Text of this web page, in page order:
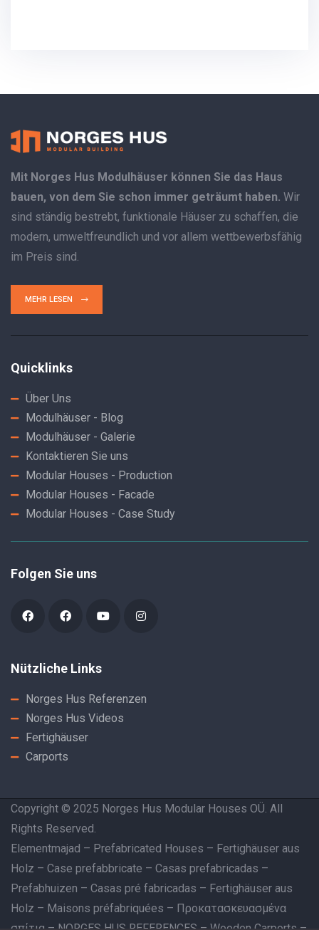
Mit Norges Hus Modulhäuser können Sie das Haus
bauen, von dem Sie schon immer geträumt haben. Wir
sind ständig bestrebt, funktionale Häuser zu schaffen, die
modern, umweltfreundlich und vor allem wettbewerbsfähig
im Preis sind.
MEHR LESEN
Quicklinks
Über Uns
Modulhäuser - Blog
Modulhäuser - Galerie
Kontaktieren Sie uns
Modular Houses - Production
Modular Houses - Facade
Modular Houses - Case Study
Folgen Sie uns
Nützliche Links
Norges Hus Referenzen
Norges Hus Videos
Fertighäuser
Carports
Copyright © 2025 Norges Hus Modular Houses OÜ. All
Rights Reserved.
Elementmajad – Prefabricated Houses – Fertighäuser aus
Holz – Case prefabbricate – Casas prefabricadas –
Prefabhuizen – Casas pré fabricadas – Fertighäuser aus
Holz – Maisons préfabriquées – Προκατασκευασμένα